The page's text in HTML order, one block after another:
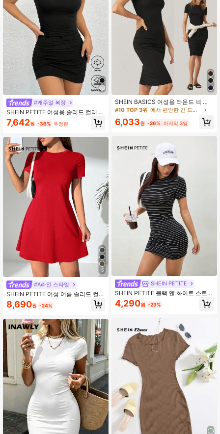
2.3M 팔로워
2.3M 팔로워
2.3M 팔로워
#캐주얼 복장
SHEIN PETITE 여성용 솔리드 컬러 플
리츠 바디콘 드레스,쁘띠 여성
7,642원 -36% 추정된
5
#A라인 스타일
SHEIN PETITE 여성 여름 솔리드 컬러
라운드 넥 반팔 캐주얼 우아한 드레스,
페티트 여성
8,690원 -24%
SHEIN BASICS 여성용 라운드 넥 솔
리드 바디콘 드레스 여름 의상
#10 TOP 3위 에서 편안한 긴 드레스
6,033원 -26% 마지막 3일
SHEIN PETITE
SHEIN PETITE 블랙 앤 화이트 스트라
이프 니트 여성용 타이트 반팔 미니 드
레스, 페티트 여성용
4,290원 -23%